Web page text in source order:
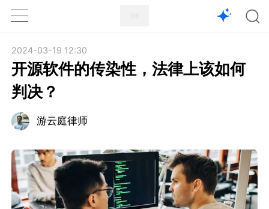
1X
2024-03-19 12:30
开源软件的传染性，法律上该如何
判决？
游云庭律师